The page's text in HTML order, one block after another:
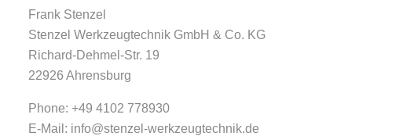
Frank Stenzel
Stenzel Werkzeugtechnik GmbH & Co. KG
Richard-Dehmel-Str. 19
22926 Ahrensburg
Phone: +49 4102 778930
E-Mail: info@stenzel-werkzeugtechnik.de